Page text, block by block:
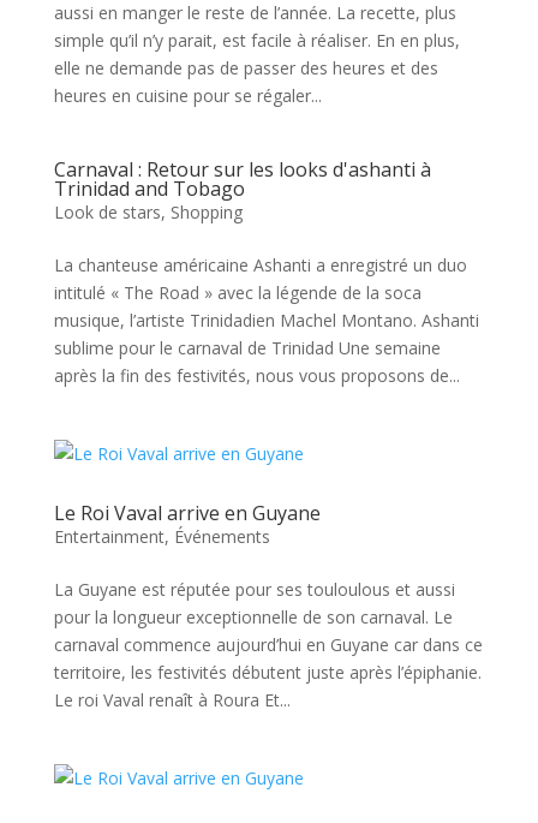
aussi en manger le reste de l’année. La recette, plus
simple qu’il n’y parait, est facile à réaliser. En en plus,
elle ne demande pas de passer des heures et des
heures en cuisine pour se régaler...
Carnaval : Retour sur les looks d'ashanti à
Trinidad and Tobago
Look de stars, Shopping
La chanteuse américaine Ashanti a enregistré un duo
intitulé « The Road » avec la légende de la soca
musique, l’artiste Trinidadien Machel Montano. Ashanti
sublime pour le carnaval de Trinidad Une semaine
après la fin des festivités, nous vous proposons de...
Le Roi Vaval arrive en Guyane
Entertainment, Événements
La Guyane est réputée pour ses touloulous et aussi
pour la longueur exceptionnelle de son carnaval. Le
carnaval commence aujourd’hui en Guyane car dans ce
territoire, les festivités débutent juste après l’épiphanie.
Le roi Vaval renaît à Roura Et...